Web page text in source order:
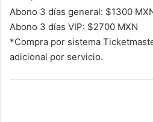
Abono 3 días general: $1300
Abono 3 días VIP: $2700 MXN
*Compra por sistema
adicional por servicio.